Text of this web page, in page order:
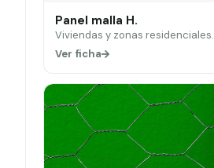
Panel malla H.
Viviendas y zonas residenciales.
Ver ficha